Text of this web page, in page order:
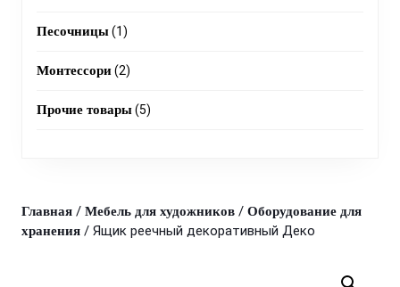
Песочницы 11
product
Монтессори 22
products
Прочие товары 55
Главная / Мебель для художников / Оборудование для
хранения / Ящик реечный декоративный Деко